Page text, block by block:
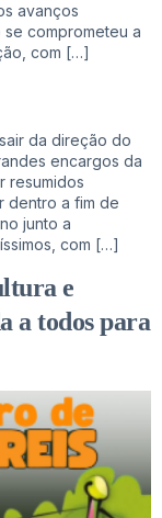
avanços
comprometeu a
com […]
da direção do
encargos da
resumidos
dentro a fim de
junto a
com […]
e
a todos para